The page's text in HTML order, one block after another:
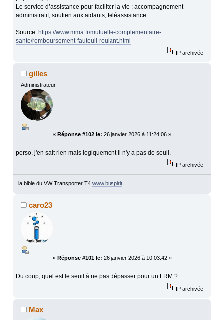
Le service d’assistance pour faciliter la vie : accompagnement
administratif, soutien aux aidants, téléassistance…
Source:https://www.mma.fr/mutuelle-complementaire-
sante/remboursement-fauteuil-roulant.html
IP archivée
gilles
Administrateur
« Réponse #102 le: 26 janvier 2026 à 11:24:06 »
perso, j'en sait rien mais logiquement il n'y a pas de seuil.
IP archivée
la bible du VW Transporter T4 www.buspirit.
caro23
« Réponse #101 le: 26 janvier 2026 à 10:03:42 »
Du coup, quel est le seuil à ne pas dépasser pour un FRM ?
IP archivée
Max